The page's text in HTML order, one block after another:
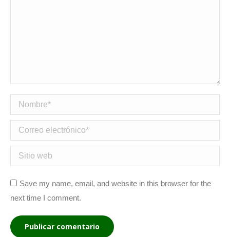
Nombre *
Correo electrónico *
Sitio web
Save my name, email, and website in this browser for the
next time I comment.
Publicar comentario